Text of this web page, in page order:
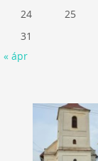
24
25
31
« ápr